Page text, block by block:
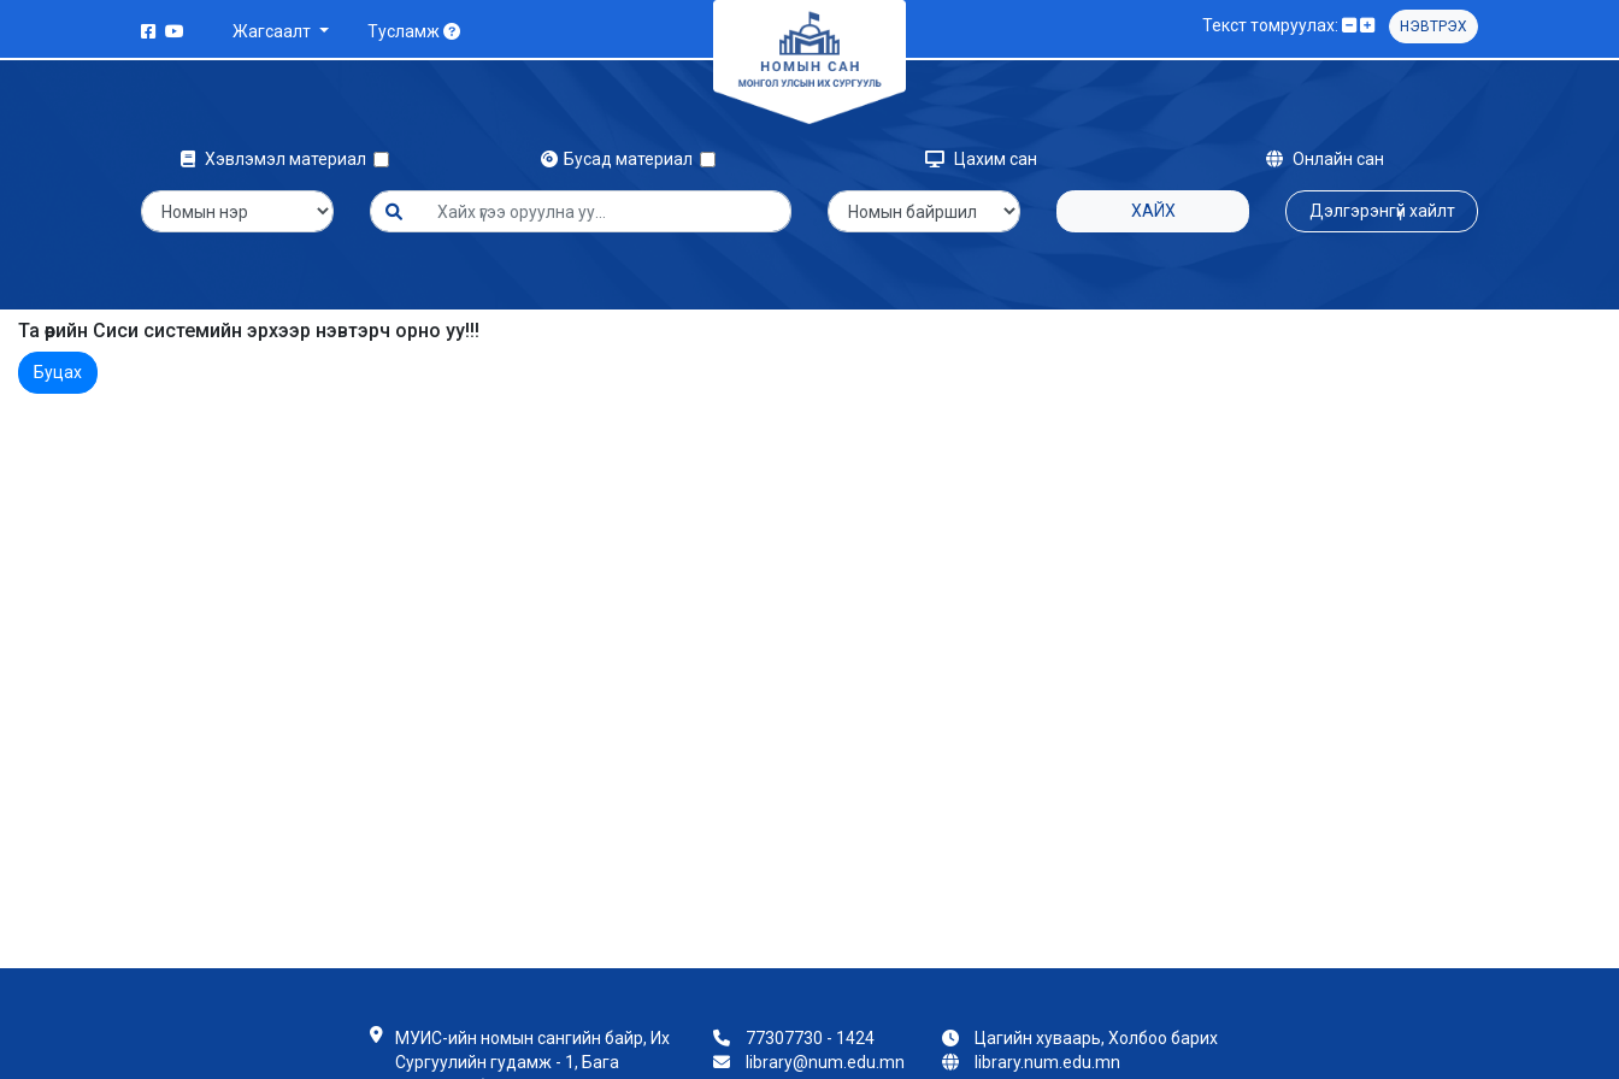
Жагсаалт Тусламж Текст томруулах: НЭВТРЭХ
Хэвлэмэл материал Бусад материал Цахим сан Онлайн сан
ХАЙХ Дэлгэрэнгүй хайлт
Та өөрийн Сиси системийн эрхээр нэвтэрч орно уу!!!
Буцах
МУИС-ийн номын сангийн байр, Их
Сургуулийн гудамж - 1, Бага
77307730 - 1424
library@num.edu.mn
Цагийн хуваарь, Холбоо барих
library.num.edu.mn